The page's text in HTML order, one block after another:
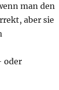
man den
aber sie
oder